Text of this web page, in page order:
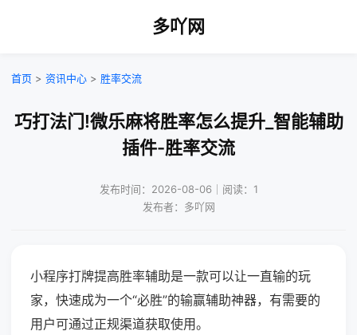
多吖网
首页 > 资讯中心 > 胜率交流
巧打法门!微乐麻将胜率怎么提升_智能辅助
插件-胜率交流
发布时间：2026-08-06｜阅读：1
发布者：多吖网
小程序打牌提高胜率辅助是一款可以让一直输的玩
家，快速成为一个“必胜”的输赢辅助神器，有需要的
用户可通过正规渠道获取使用。